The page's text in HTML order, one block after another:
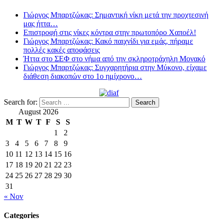
Γιώργος Μπαρτζώκας: Σημαντική νίκη μετά την προχτεσινή
μας ήττα…
Επιστροφή στις νίκες κόντρα στην πρωτοπόρο Χαποέλ!
Γιώργος Μπαρτζώκας: Κακό παιχνίδι για εμάς, πήραμε
πολλές κακές αποφάσεις
Ήττα στο ΣΕΦ στο νήμα από την σκληροτράχηλη Μονακό
Γιώργος Μπαρτζώκας: Συγχαρητήρια στην Μύκονο, είχαμε
διάθεση διακοπών στο 1ο ημίχρονο…
Search for:
August 2026
M T W T F S
S
1
2
3
4 5 6 7 8
9
10 11 12 13 14 15 16
17 18 19 20 21 22 23
24 25 26 27 28 29 30
31
« Nov
Categories